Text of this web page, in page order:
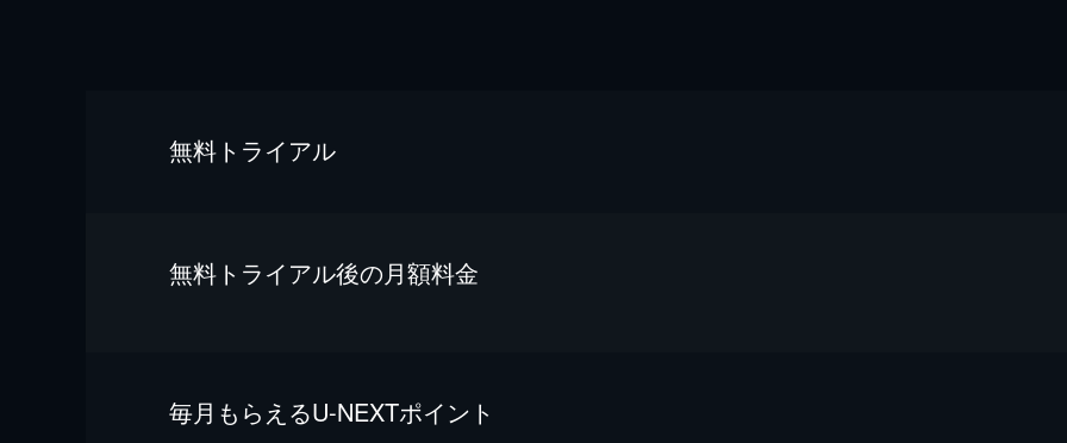
無料トライアル
無料トライアル後の⽉額料金
毎⽉もらえるU-NEXTポイント